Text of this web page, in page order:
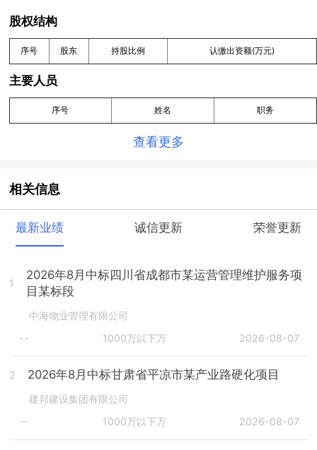
股权结构
序号 股东 持股比例 认缴出资额(万元)
主要人员
序号 姓名 职务
查看更多
相关信息
最新业绩 诚信更新 荣誉更新
1
2026年8月中标四川省成都市某运营管理维护服务项
目某标段
中海物业管理有限公司
--
1000万以下万 2026-08-07
2 2026年8月中标甘肃省平凉市某产业路硬化项目
建邦建设集团有限公司
--
1000万以下万 2026-08-07